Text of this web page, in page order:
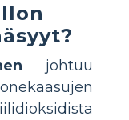
johtuu